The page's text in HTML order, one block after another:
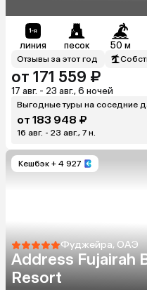
линия песок 50 м
Отзывы за этот год
от 171 559 ₽
17 авг. - 23 авг., 6 ночей
Выгодные туры на соседние
от 183 948 ₽
16 авг. - 23 авг., 7 н.
Кешбэк + 4 927
Фуджейра, ОАЭ
Address Fujairah
Resort